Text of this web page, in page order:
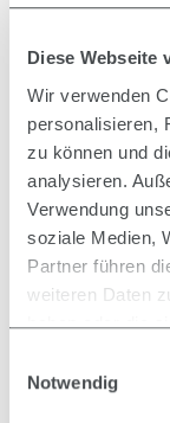
Diese Webseite
Wir verwenden
personalisieren,
zu können und
analysieren.
Verwendung
soziale Medien,
Partner führen
weiteren Daten
haben oder die
Notwendig
Bewertungen